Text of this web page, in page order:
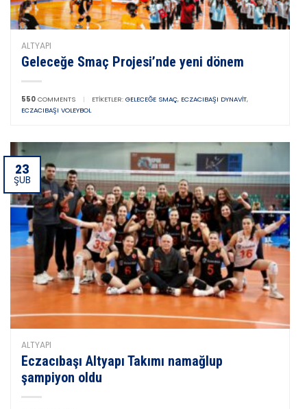
ALTYAPI
Geleceğe Smaç Projesi’nde yeni dönem
550 COMMENTS | ETIKETLER: GELECEĞE SMAÇ, ECZACIBAŞI DYNAVIT,
ECZACIBAŞI VOLEYBOL
23
ŞUB
ALTYAPI
Eczacıbaşı Altyapı Takımı namağlup
şampiyon oldu